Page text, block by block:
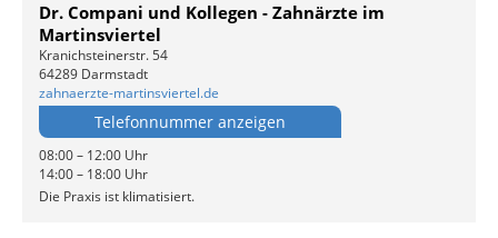
Dr. Compani und Kollegen - Zahnärzte im
Martinsviertel
Kranichsteinerstr. 54
64289 Darmstadt
zahnaerzte-martinsviertel.de
Telefonnummer anzeigen
08:00 – 12:00 Uhr
14:00 – 18:00 Uhr
Die Praxis ist klimatisiert.